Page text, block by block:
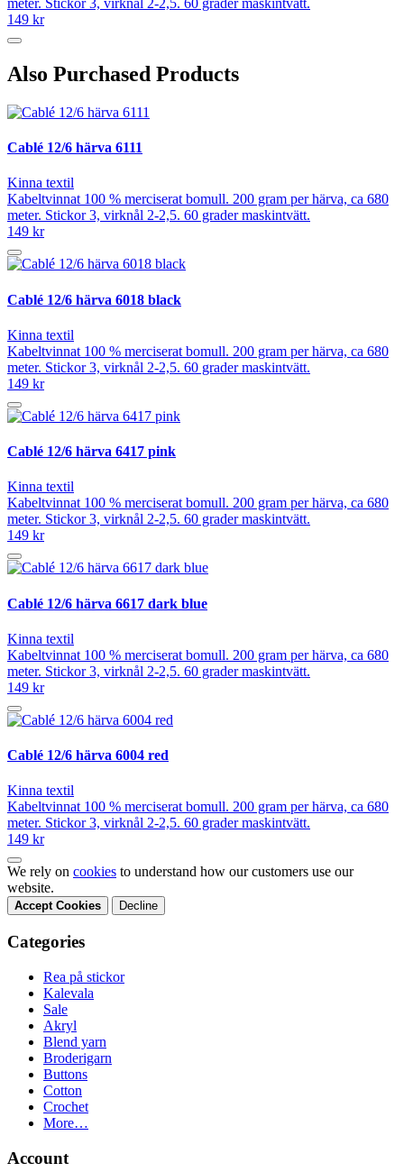
meter. Stickor 3, virknål 2-2,5. 60 grader maskintvätt.
149 kr
Also Purchased Products
Cablé 12/6 härva 6111
Kinna textil
Kabeltvinnat 100 % merciserat bomull. 200 gram per härva, ca 680
meter. Stickor 3, virknål 2-2,5. 60 grader maskintvätt.
149 kr
Cablé 12/6 härva 6018 black
Kinna textil
Kabeltvinnat 100 % merciserat bomull. 200 gram per härva, ca 680
meter. Stickor 3, virknål 2-2,5. 60 grader maskintvätt.
149 kr
Cablé 12/6 härva 6417 pink
Kinna textil
Kabeltvinnat 100 % merciserat bomull. 200 gram per härva, ca 680
meter. Stickor 3, virknål 2-2,5. 60 grader maskintvätt.
149 kr
Cablé 12/6 härva 6617 dark blue
Kinna textil
Kabeltvinnat 100 % merciserat bomull. 200 gram per härva, ca 680
meter. Stickor 3, virknål 2-2,5. 60 grader maskintvätt.
149 kr
Cablé 12/6 härva 6004 red
Kinna textil
Kabeltvinnat 100 % merciserat bomull. 200 gram per härva, ca 680
meter. Stickor 3, virknål 2-2,5. 60 grader maskintvätt.
149 kr
We rely on cookies to understand how our customers use our
website.
Accept Cookies Decline
Categories
Rea på stickor
Kalevala
Sale
Akryl
Blend yarn
Broderigarn
Buttons
Cotton
Crochet
More…
Account